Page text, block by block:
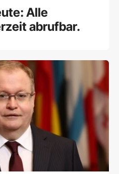
Alle
abrufbar.